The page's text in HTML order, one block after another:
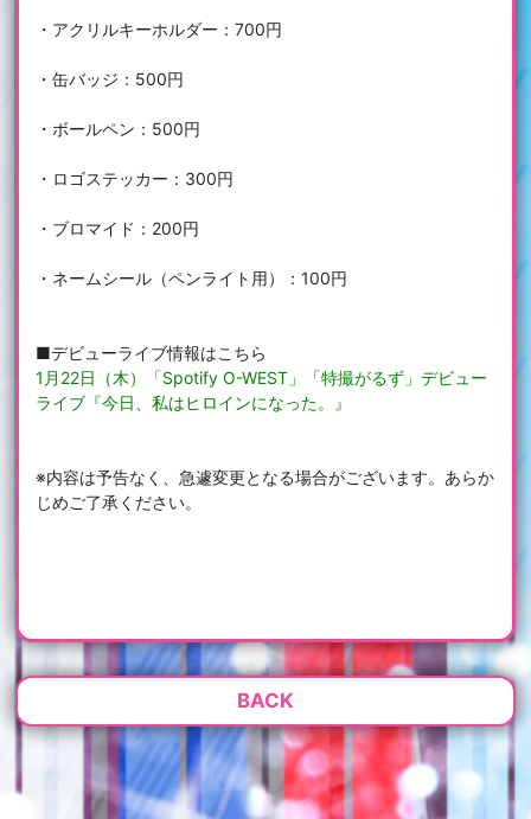
・アクリルキーホルダー：700円
・缶バッジ：500円
・ボールペン：500円
・ロゴステッカー：300円
・ブロマイド：200円
・ネームシール（ペンライト用）：100円
■デビューライブ情報はこちら
1月22日（木）「Spotify O-WEST」「特撮がるず」デビュー
ライブ『今日、私はヒロインになった。』
※内容は予告なく、急遽変更となる場合がございます。あらか
じめご了承ください。
BACK